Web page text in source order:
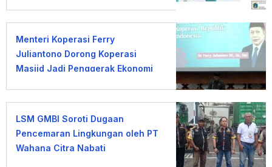
Menteri Koperasi Ferry
Juliantono Dorong Koperasi
Masjid Jadi Penggerak Ekonomi
LSM GMBI Soroti Dugaan
Pencemaran Lingkungan oleh PT
Wahana Citra Nabati